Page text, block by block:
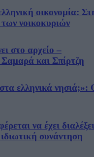
οικονομία:
νοικοκυριών
στο αρχείο –
και Σπίρτζη
ελληνικά νησιά;»:
να έχει διαλέξει
συνάντηση